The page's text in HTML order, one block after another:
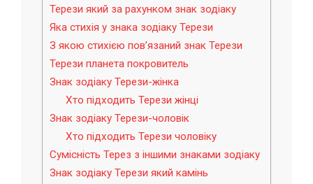
Терези який за рахунком знак зодіаку
Яка стихія у знака зодіаку Терези
З якою стихією пов’язаний знак Терези
Терези планета покровитель
Знак зодіаку Терези-жінка
Хто підходить Терези жінці
Знак зодіаку Терези-чоловік
Хто підходить Терези чоловіку
Сумісність Терез з іншими знаками зодіаку
Знак зодіаку Терези який камінь